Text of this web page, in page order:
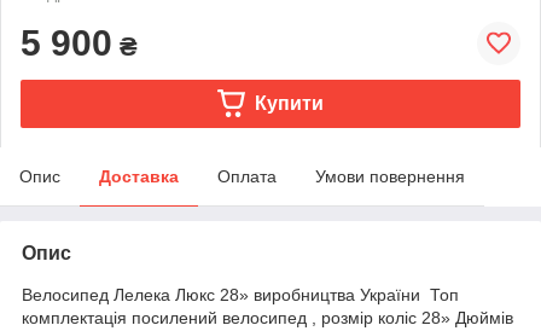
5 900 ₴
Купити
Опис Доставка Оплата Умови повернення
Опис
Велосипед Лелека Люкс 28» виробництва України Топ
комплектація посилений велосипед , розмір коліс 28» Дюймів